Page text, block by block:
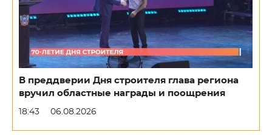
В преддверии Дня строителя глава региона
вручил областные награды и поощрения
18:43 06.08.2026